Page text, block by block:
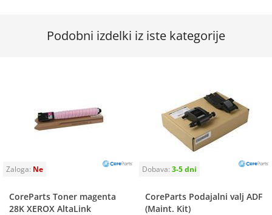
Podobni izdelki iz iste kategorije
CoreParts Toner magenta
28K XEROX AltaLink
CoreParts Podajalni valj ADF
(Maint. Kit)